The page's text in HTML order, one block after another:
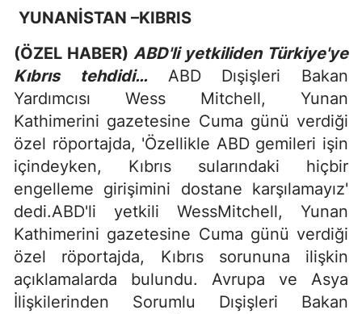
YUNANİSTAN –KIBRIS
(ÖZEL HABER) ABD'li yetkiliden Türkiye'ye
Kıbrıs tehdidi… ABD Dışişleri Bakan
Yardımcısı Wess Mitchell, Yunan
Kathimerini gazetesine Cuma günü verdiği
özel röportajda, 'Özellikle ABD gemileri işin
içindeyken, Kıbrıs sularındaki hiçbir
engelleme girişimini dostane karşılamayız'
dedi.ABD'li yetkili WessMitchell, Yunan
Kathimerini gazetesine Cuma günü verdiği
özel röportajda, Kıbrıs sorununa ilişkin
açıklamalarda bulundu. Avrupa ve Asya
İlişkilerinden Sorumlu Dışişleri Bakan